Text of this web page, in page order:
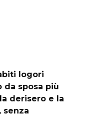
logori
da sposa più
derisero e la
senza